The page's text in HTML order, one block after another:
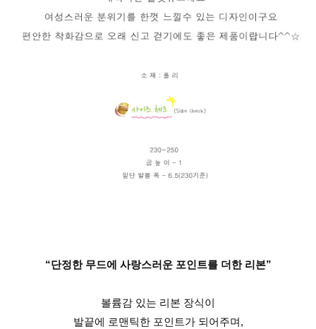
“단정한 무드에 사랑스러운 포인트를 더한 리본”
볼륨감 있는 리본 장식이
발끝에 로맨틱한 포인트가 되어주며,